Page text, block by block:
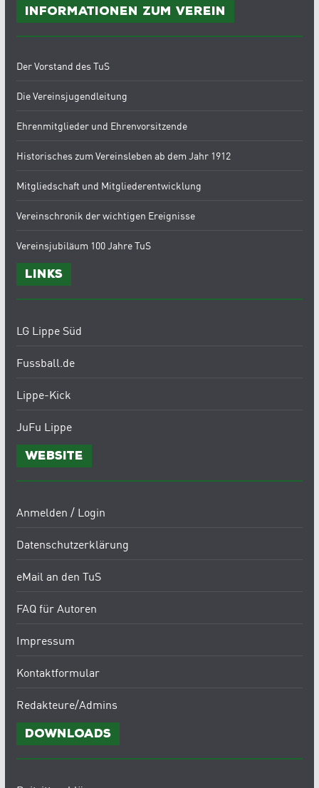
Informationen zum Verein
Der Vorstand des TuS
Die Vereinsjugendleitung
Ehrenmitglieder und Ehrenvorsitzende
Historisches zum Vereinsleben ab dem Jahr 1912
Mitgliedschaft und Mitgliederentwicklung
Vereinschronik der wichtigen Ereignisse
Vereinsjubiläum 100 Jahre TuS
Links
LG Lippe Süd
Fussball.de
Lippe-Kick
JuFu Lippe
Website
Anmelden / Login
Datenschutzerklärung
eMail an den TuS
FAQ für Autoren
Impressum
Kontaktformular
Redakteure/Admins
Downloads